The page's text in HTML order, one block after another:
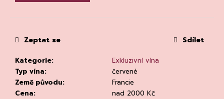
Kategorie:
Exkluzivní vína
Typ vína:
červené
Země původu:
Francie
Cena:
nad 2000 Kč
Zeptat se Sdílet
m